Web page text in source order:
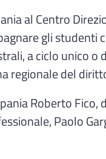
al Centro
gli
a ciclo unico
regionale del
Roberto
Paolo